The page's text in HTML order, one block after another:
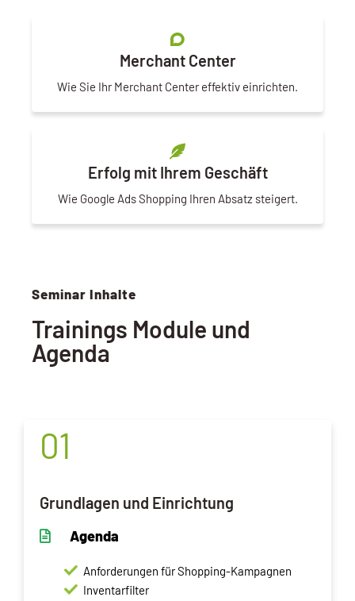
Merchant Center
Wie Sie Ihr Merchant Center effektiv einrichten.
Erfolg mit Ihrem Geschäft
Wie Google Ads Shopping Ihren Absatz steigert.
Seminar Inhalte
Trainings Module und
Agenda
01
Grundlagen und Einrichtung
Agenda
Anforderungen für Shopping-Kampagnen
Inventarfilter